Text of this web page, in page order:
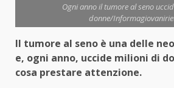
Ogni anno il tumore al seno
donne/
Il tumore al seno è una delle
e, ogni anno, uccide milioni di
cosa prestare attenzione.